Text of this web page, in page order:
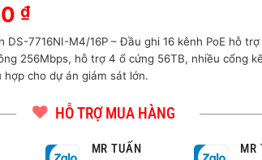
₫
DS-7716NI-M4/16P – Đầu ghi 16 kênh PoE hỗ trợ
256Mbps, hỗ trợ 4 ổ cứng 56TB, nhiều cổng
hợp cho dự án giám sát lớn.
HỖ TRỢ MUA HÀNG
MR TUẤN MR